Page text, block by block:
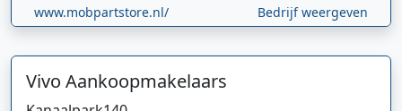
www.mobpartstore.nl/ Bedrijf weergeven
Vivo Aankoopmakelaars